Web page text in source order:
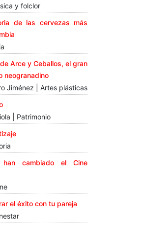
y folclor
de las cervezas más
Arce y Ceballos, el gran
neogranadino
Jiménez | Artes plásticas
| Patrimonio
cambiado el Cine
el éxito con tu pareja